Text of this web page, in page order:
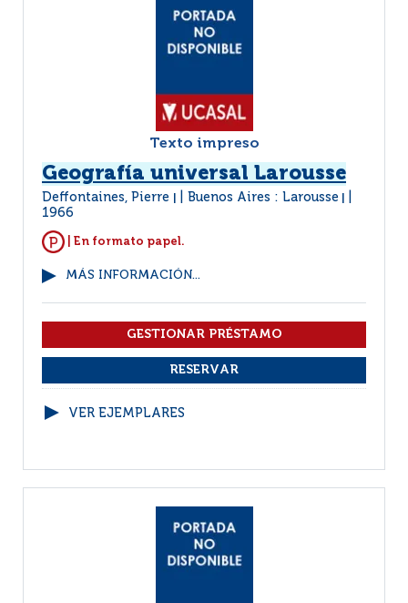
Texto impreso
Geografía universal Larousse
Deffontaines, Pierre Buenos Aires : Larousse
1966
| En formato papel.
MÁS INFORMACIÓN...
VER EJEMPLARES